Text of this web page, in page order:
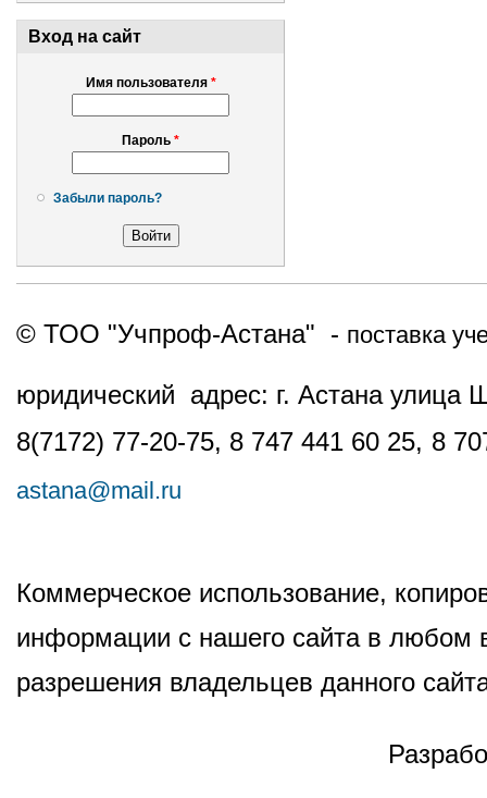
Вход на сайт
Имя пользователя *
Пароль *
Забыли пароль?
© ТОО "Учпроф-Астана" - поставка
юридический адрес: г. Астана
8(7172) 77-20-75, 8 747 441 60 25, 8
astana@mail.ru
Коммерческое использование,
информации с нашего сайта в любом
разрешения владельцев данного